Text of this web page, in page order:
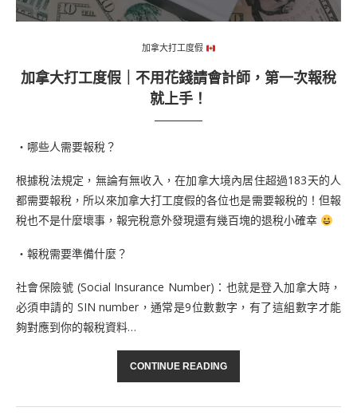
加拿大打工度假
加拿大打工度假｜不用花錢請會計師，第一次報稅
就上手！
・哪些人需要報稅？
根據稅法規定，無論有無收入，在加拿大境內居住超過183天的人
都需要報稅，所以來加拿大打工度假的各位也是需要報稅的！但報
稅也不是什麼壞事，報完稅意外發現還有幾百塊的退稅小確幸
・報稅需要準備什麼？
社會保險號 (Social Insurance Number)：也就是登入加拿大時，
必須申請的 SIN number，通常是9位數數字，有了這組數字才能
夠對應到你的報稅資料…
CONTINUE READING